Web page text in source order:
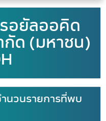
อยัลออคิด
กัด (มหาชน)
ำนวนรายการที่พบ